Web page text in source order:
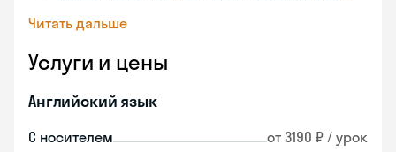
Читать дальше
Услуги и цены
Английский язык
С носителем от 3190 ₽ / урок